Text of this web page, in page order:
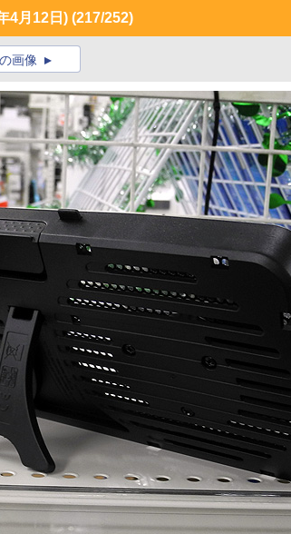
4月12日) (217/252)
画像